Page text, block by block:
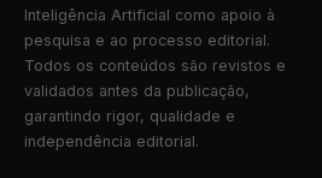
Inteligência Artificial como apoio à
pesquisa e ao processo editorial.
Todos os conteúdos são revistos e
validados antes da publicação,
garantindo rigor, qualidade e
independência editorial.